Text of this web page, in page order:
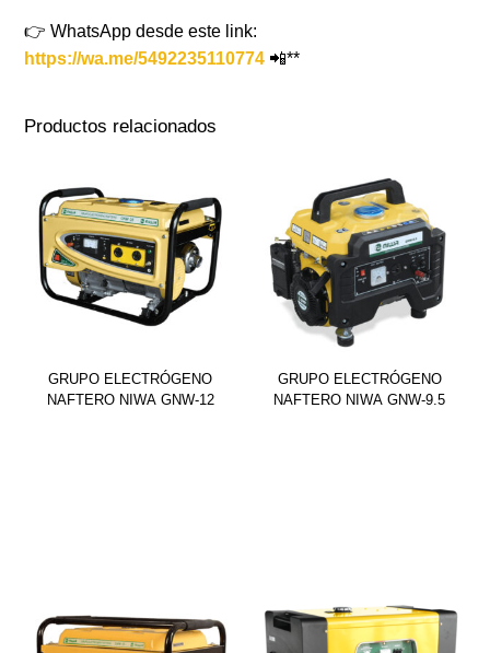
👉 WhatsApp desde este link:
https://wa.me/5492235110774 📲**
Productos relacionados
GRUPO ELECTRÓGENO
NAFTERO NIWA GNW-12
GRUPO ELECTRÓGENO
NAFTERO NIWA GNW-9.5